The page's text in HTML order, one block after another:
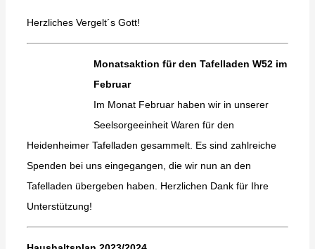
Herzliches Vergelt´s Gott!
Monatsaktion für den Tafelladen W52 im
Februar
Im Monat Februar haben wir in unserer
Seelsorgeeinheit Waren für den
Heidenheimer Tafelladen gesammelt. Es sind zahlreiche
Spenden bei uns eingegangen, die wir nun an den
Tafelladen übergeben haben. Herzlichen Dank für Ihre
Unterstützung!